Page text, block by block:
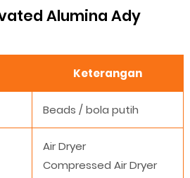
Alumina Ady
Keterangan
Beads / bola putih
Air Dryer
Compressed Air Dryer